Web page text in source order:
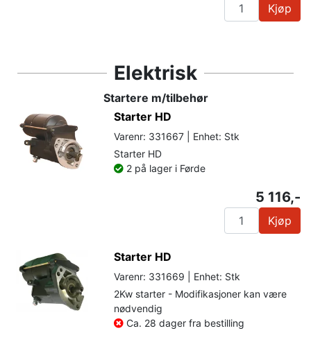
Kjøp
Elektrisk
Startere m/tilbehør
Starter HD
Varenr: 331667 | Enhet: Stk
Starter HD
2 på lager i Førde
5 116,-
Kjøp
Starter HD
Varenr: 331669 | Enhet: Stk
2Kw starter - Modifikasjoner kan være
nødvendig
Ca. 28 dager fra bestilling